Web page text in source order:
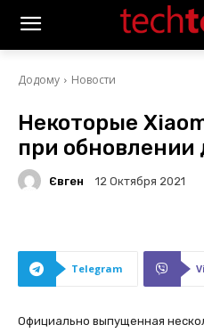
Додому Новости
Некоторые
при обновлении
Євген 12 Октября 2021
Telegram
Официально выпущенная